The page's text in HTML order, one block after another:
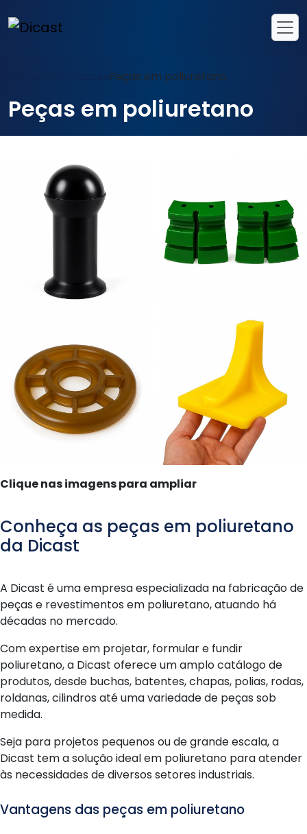
Peças em poliuretano
Peças em poliuretano
Clique nas imagens para ampliar
Conheça as peças em poliuretano
da Dicast
A Dicast é uma empresa especializada na fabricação de
peças e revestimentos em poliuretano, atuando há
décadas no mercado.
Com expertise em projetar, formular e fundir
poliuretano, a Dicast oferece um amplo catálogo de
produtos, desde buchas, batentes, chapas, polias, rodas,
roldanas, cilindros até uma variedade de peças sob
medida.
Seja para projetos pequenos ou de grande escala, a
Dicast tem a solução ideal em poliuretano para atender
às necessidades de diversos setores industriais.
Vantagens das peças em poliuretano